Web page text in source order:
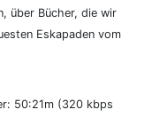
über Bücher, die wir
Eskapaden vom
50:21m (320 kbps